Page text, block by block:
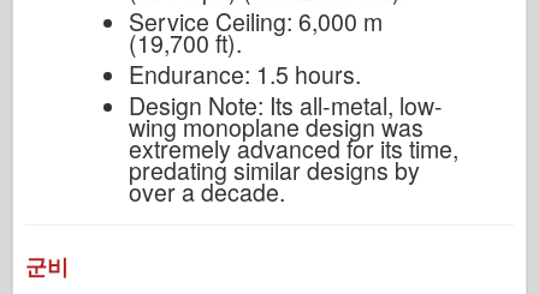
Service Ceiling: 6,000 m
(19,700 ft).
Endurance: 1.5 hours.
Design Note: Its all-metal, low-
wing monoplane design was
extremely advanced for its time,
predating similar designs by
over a decade.
군비